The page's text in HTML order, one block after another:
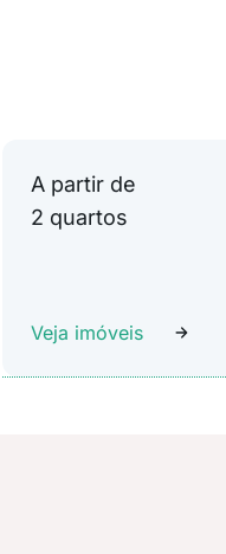
A partir de
2 quartos
Veja imóveis